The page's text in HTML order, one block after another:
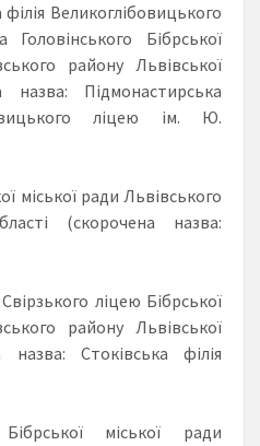
Великоглібовицького
Бібрської
району Львівської
назва: Підмонастирська
ліцею ім. Ю.
міської ради Львівського
(скорочена назва:
ліцею Бібрської
району Львівської
назва: Стоківська філія
міської ради